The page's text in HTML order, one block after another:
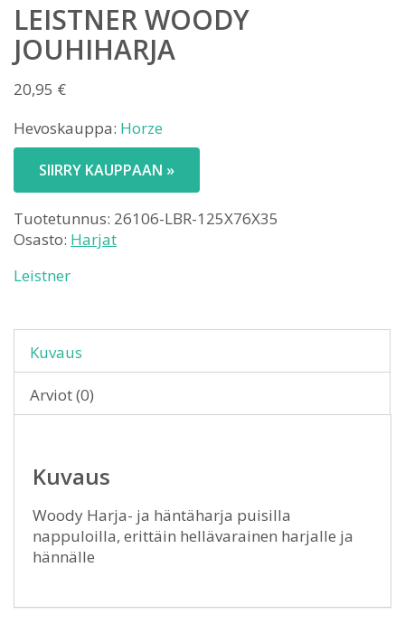
LEISTNER WOODY
JOUHIHARJA
20,95 €
Hevoskauppa: Horze
SIIRRY KAUPPAAN »
Tuotetunnus: 26106-LBR-125X76X35
Osasto: Harjat
Leistner
Kuvaus
Arviot (0)
Kuvaus
Woody Harja- ja häntäharja puisilla
nappuloilla, erittäin hellävarainen harjalle ja
hännälle